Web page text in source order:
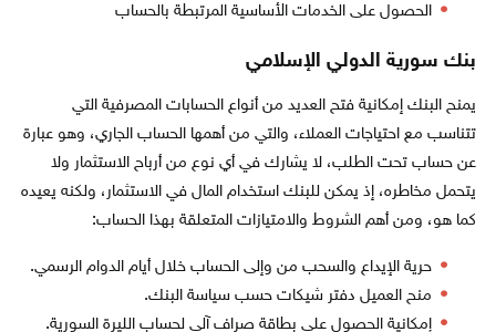
الحصول على الخدمات الأساسية المرتبطة بالحساب
بنك سورية الدولي الإسلامي
يمنح البنك إمكانية فتح العديد من أنواع الحسابات المصرفية التي
تتناسب مع احتياجات العملاء، والتي من أهمها الحساب الجاري، وهو عبارة
عن حساب تحت الطلب، لا يشارك في أي نوع من أرباح الاستثمار ولا
يتحمل مخاطره، إذ يمكن للبنك استخدام المال في الاستثمار، ولكنه يعيده
كما هو، ومن أهم الشروط والامتيازات المتعلقة بهذا الحساب:
حرية الإيداع والسحب من وإلى الحساب خلال أيام الدوام الرسمي.
منح العميل دفتر شيكات حسب سياسة البنك.
إمكانية الحصول على بطاقة صراف آلي لحساب الليرة السورية.